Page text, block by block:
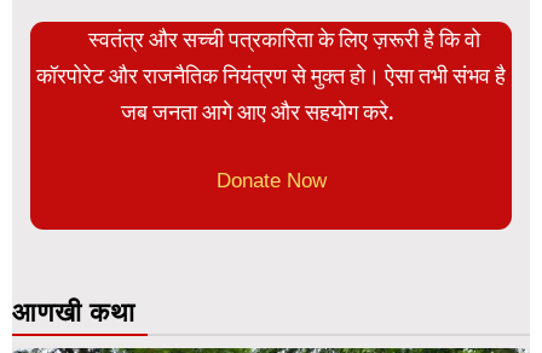
स्वतंत्र और सच्ची पत्रकारिता के लिए ज़रूरी है कि वो
कॉरपोरेट और राजनैतिक नियंत्रण से मुक्त हो। ऐसा तभी संभव है
जब जनता आगे आए और सहयोग करे.
Donate Now
आणखी कथा